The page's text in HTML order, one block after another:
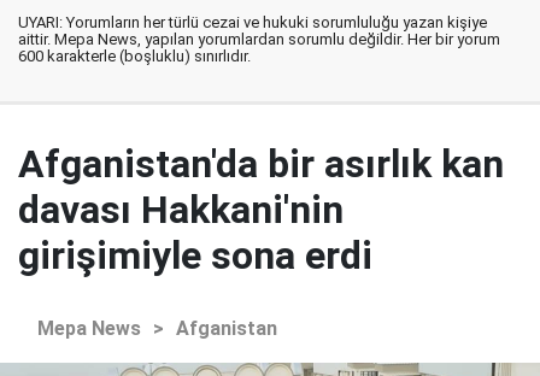
UYARI: Yorumların her türlü cezai ve hukuki sorumluluğu yazan kişiye
aittir. Mepa News, yapılan yorumlardan sorumlu değildir. Her bir yorum
600 karakterle (boşluklu) sınırlıdır.
Afganistan'da bir asırlık kan
davası Hakkani'nin
girişimiyle sona erdi
Mepa News > Afganistan